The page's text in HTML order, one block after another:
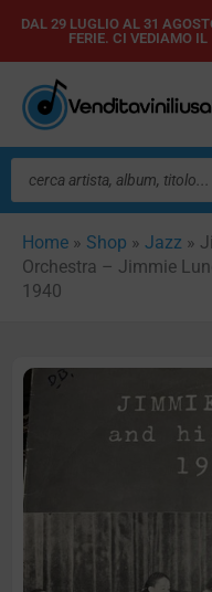
Vai
contenuto
DAL 29 LUGLIO AL 31
FERIE. CI VEDIAMO
Ricerca
prodotti
Home » Shop » Jazz »
Orchestra – Jimmie
1940